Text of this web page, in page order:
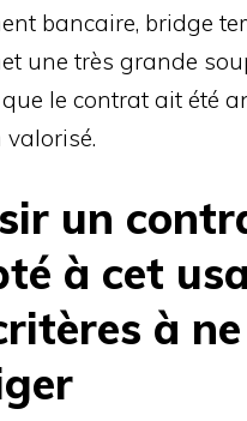
bancaire, bridge
une très grande
le contrat ait été
un
à cet
à